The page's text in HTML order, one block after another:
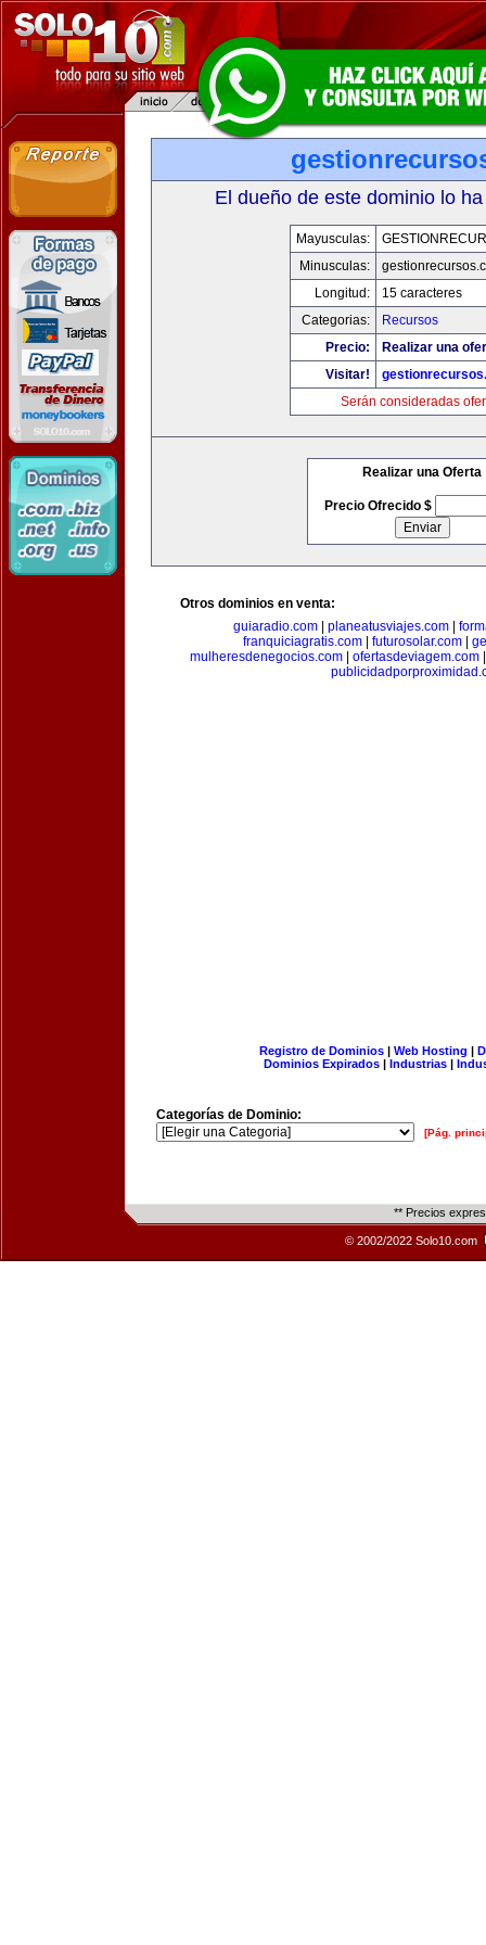
El dueño de este dominio lo
Mayusculas:
Minusculas:
Longitud:
15 caracteres
Categorias:
Recursos
Precio:
Realizar una
Visitar!
Serán consideradas
Realizar una Oferta
Precio Ofrecido $
Otros dominios en venta:
guiaradio.com
planeatusviajes.com
franquiciagratis.com
futurosolar.com
mulheresdenegocios.com
ofertasdeviagem.com
Registro de Dominios| Web Hosting |
Dominios Expirados | Industrias |
Categorías de Dominio:
[Pág.
** Precios
© 2002/2022 Solo10.com